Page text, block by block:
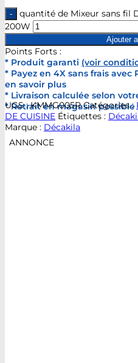
quantité de Mixeur sans fil
200W
Ajouter
Points Forts :
* Produit garanti (voir
* Payez en 4X sans frais
en savoir plus
* Livraison calculée selon
* Retrait en magasin
UGS :KMMG005R Catégories :
DE CUISINE Étiquettes :
Marque : Décakila
ANNONCE